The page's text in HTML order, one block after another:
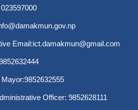
Email:ict.damakmun@gmail.com
Officer: 9852628111